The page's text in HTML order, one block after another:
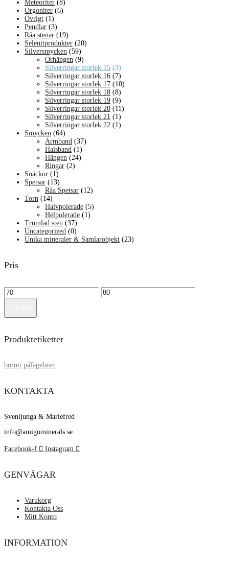
Meteoriter (8)
Orgoniter (6)
Övrigt (1)
Pendlar (3)
Råa stenar (19)
Selenitprodukter (20)
Silversmycken (59)
Örhängen (9)
Silverringar storlek 15 (3)
Silverringar storlek 16 (7)
Silverringar storlek 17 (10)
Silverringar storlek 18 (8)
Silverringar storlek 19 (9)
Silverringar storlek 20 (11)
Silverringar storlek 21 (1)
Silverringar storlek 22 (1)
Smycken (64)
Armband (37)
Halsband (1)
Hängen (24)
Ringar (2)
Snäckor (1)
Spetsar (13)
Råa Spetsar (12)
Torn (14)
Halvpolerade (5)
Helpolerade (1)
Trumlad sten (37)
Uncategorized (0)
Unika mineraler & Samlarobjekt (23)
Pris
Min
pris
Max
pris
Produktetiketter
bornit påfågelsten
KONTAKTA
Svenljunga & Mariefred
info@amigominerals.se
Facebook-f Instagram
GENVÄGAR
Varukorg
Kontakta Oss
Mitt Konto
INFORMATION